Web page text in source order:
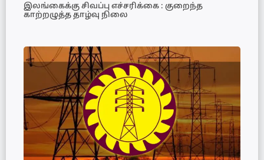
இலங்கைக்கு சிவப்பு எச்சரிக்கை : குறைந்த
காற்றழுத்த தாழ்வு நிலை